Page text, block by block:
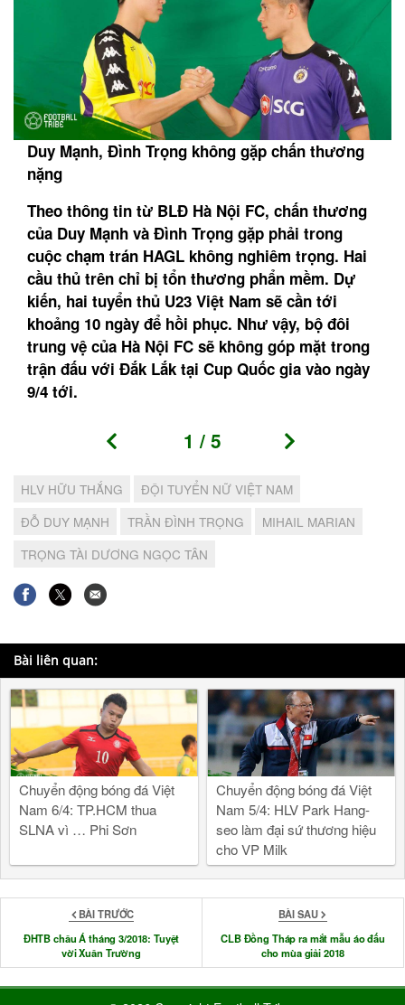
Duy Mạnh, Đình Trọng không gặp chấn thương
nặng
Theo thông tin từ BLĐ Hà Nội FC, chấn thương
của Duy Mạnh và Đình Trọng gặp phải trong
cuộc chạm trán HAGL không nghiêm trọng. Hai
cầu thủ trên chỉ bị tổn thương phẩn mềm. Dự
kiến, hai tuyển thủ U23 Việt Nam sẽ cần tới
khoảng 10 ngày để hồi phục. Như vậy, bộ đôi
trung vệ của Hà Nội FC sẽ không góp mặt trong
trận đấu với Đắk Lắk tại Cup Quốc gia vào ngày
9/4 tới.
1 / 5
HLV HỮU THẮNG
ĐỘI TUYỂN NỮ VIỆT NAM
ĐỖ DUY MẠNH
TRẦN ĐÌNH TRỌNG
MIHAIL MARIAN
TRỌNG TÀI DƯƠNG NGỌC TÂN
Bài liên quan:
Chuyển động bóng đá Việt
Nam 6/4: TP.HCM thua
SLNA vì … Phi Sơn
Chuyển động bóng đá Việt
Nam 5/4: HLV Park Hang-
seo làm đại sứ thương hiệu
cho VP Milk
BÀI TRƯỚC
ĐHTB châu Á tháng 3/2018: Tuyệt
vời Xuân Trường
BÀI SAU
CLB Đồng Tháp ra mắt mẫu áo đấu
cho mùa giải 2018